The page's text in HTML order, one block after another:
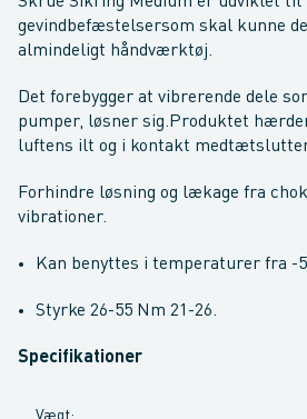
gevindbefæstelsersom skal kunne
almindeligt håndværktøj.
Det forebygger at vibrerende dele
pumper, løsner sig.Produktet
luftens ilt og i kontakt
Forhindre løsning og lækage fra
vibrationer.
Kan benyttes i temperaturer fra -
Styrke 26-55 Nm 21-26.
Specifikationer
Vægt: